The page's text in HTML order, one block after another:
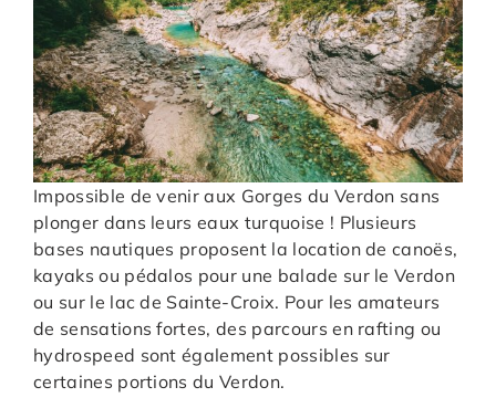
Impossible de venir aux Gorges du Verdon sans
plonger dans leurs eaux turquoise ! Plusieurs
bases nautiques proposent la location de canoës,
kayaks ou pédalos pour une balade sur le Verdon
ou sur le lac de Sainte-Croix. Pour les amateurs
de sensations fortes, des parcours en rafting ou
hydrospeed sont également possibles sur
certaines portions du Verdon.